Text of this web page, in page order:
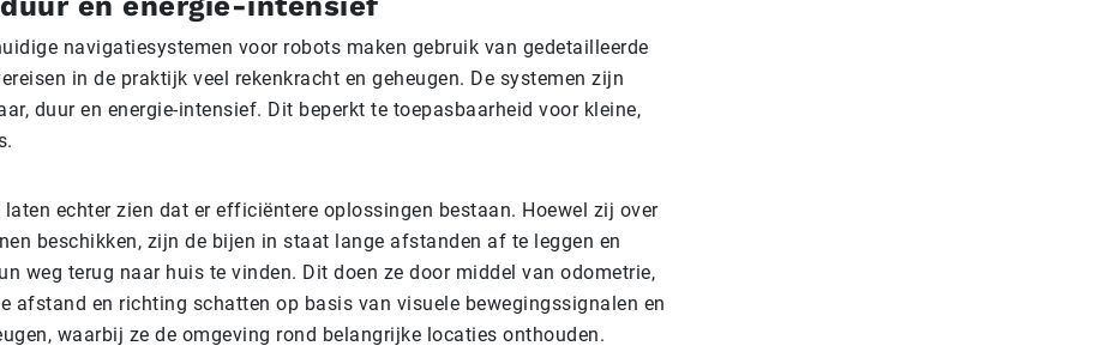
navigatiesystemen voor robots maken gebruik van gedetailleerde
in de praktijk veel rekenkracht en geheugen. De systemen zijn
duur en energie-intensief. Dit beperkt te toepasbaarheid voor kleine,
echter zien dat er efficiëntere oplossingen bestaan. Hoewel zij over
beschikken, zijn de bijen in staat lange afstanden af te leggen en
weg terug naar huis te vinden. Dit doen ze door middel van odometrie,
afstand en richting schatten op basis van visuele bewegingssignalen en
waarbij ze de omgeving rond belangrijke locaties onthouden.